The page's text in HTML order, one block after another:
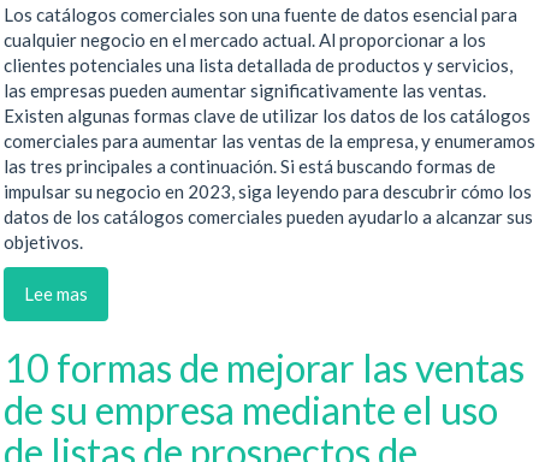
Los catálogos comerciales son una fuente de datos esencial para
cualquier negocio en el mercado actual. Al proporcionar a los
clientes potenciales una lista detallada de productos y servicios,
las empresas pueden aumentar significativamente las ventas.
Existen algunas formas clave de utilizar los datos de los catálogos
comerciales para aumentar las ventas de la empresa, y enumeramos
las tres principales a continuación. Si está buscando formas de
impulsar su negocio en 2023, siga leyendo para descubrir cómo los
datos de los catálogos comerciales pueden ayudarlo a alcanzar sus
objetivos.
Lee mas
10 formas de mejorar las ventas
de su empresa mediante el uso
de listas de prospectos de